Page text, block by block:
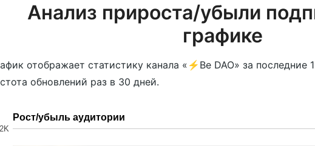
Анализ прироста/убыли
графике
отображает статистику канала «⚡️Be DAO» за последние
обновлений раз в 30 дней.
Рост/убыль аудитории
2K